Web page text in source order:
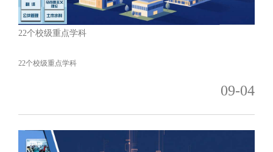
22个校级重点学科
22个校级重点学科
09-04